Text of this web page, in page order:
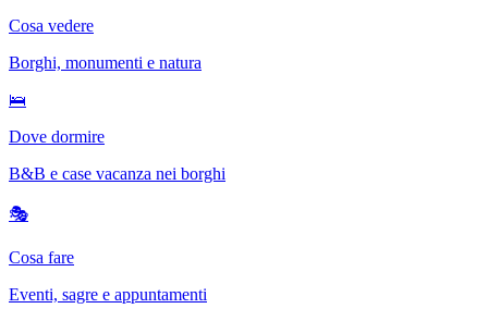
Cosa vedere
Borghi, monumenti e natura
🛌
Dove dormire
B&B e case vacanza nei borghi
🎭
Cosa fare
Eventi, sagre e appuntamenti